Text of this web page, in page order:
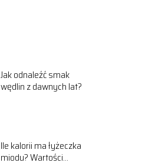
Jak odnaleźć smak
wędlin z dawnych lat?
Ile kalorii ma łyżeczka
miodu? Wartości